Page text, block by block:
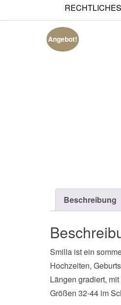
RECHTLICHES
Angebot!
Beschreibung
Smilla ist ein
Hochzeiten,
Längen gradiert,
Größen 32-44 im